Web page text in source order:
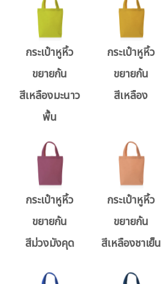
กระเป๋าหูหิ้ว
ขยายก้น
สีเหลืองมะนาว
พื้น
กระเป๋าหูหิ้ว
ขยายก้น
สีเหลือง
กระเป๋าหูหิ้ว
ขยายก้น
สีม่วงมังคุด
กระเป๋าหูหิ้ว
ขยายก้น
สีเหลืองชาเย็น